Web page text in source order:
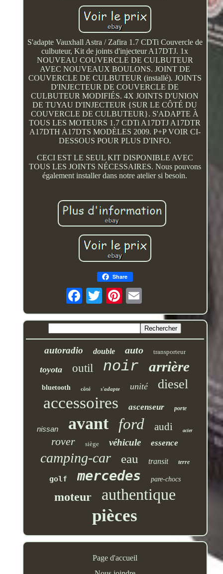
S'adapte Vauxhall Astra / Zafira 1.7 CDTi Couvercle de
culbuteur, Kit de joints d'injecteur A17DTJ. 1x
NOUVEAU COUVERCLE DE CULBUTEUR
AVEC NOUVEAUX BOULONS. JOINT DE
COUVERCLE DE CULBUTEUR (installé). JOINTS
D'INJECTEUR DE COUVERCLE DE
CULBUTEUR MODIFIÉS. 4X JOINTS D'UNION
DE TUYAU D'INJECTEUR {SUR LE CÔTÉ DU
COUVERCLE DE CULBUTEUR}. S'ADAPTE À
TOUS LES MOTEURS 1.7 CDTi A17DTJ A17DTR
A17DTH A17DTS MODÈLES 2009. P+P VOIR CI-
DESSOUS POUR PLUS D'INFO.
CECI EST LE SEUL KIT DISPONIBLE AVEC
TOUS LES JOINTS NÉCESSAIRES. Nous pouvons
également installer dans notre atelier si besoin.
Share
autoradio double auto transporteur
toyota outil noir arrière
bluetooth côté s'adapte unité diesel
accessoires ascenseur porte
nissan avant ford audi acier
rover siège véhicule essence
camping-car eau transit terre
golf mercedes pare-chocs
moteur authentique
pièces
Page d'accueil